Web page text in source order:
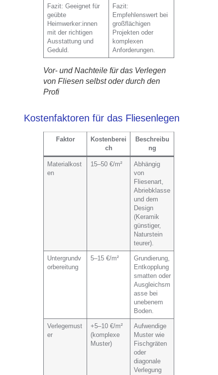
Fazit: Geeignet für
geübte
Heimwerker:innen
mit der richtigen
Ausstattung und
Geduld.
Fazit:
Empfehlenswert bei
großflächigen
Projekten oder
komplexen
Anforderungen.
Vor- und Nachteile für das Verlegen
von Fliesen selbst oder durch den
Profi
Kostenfaktoren für das Fliesenlegen
Faktor
Kostenberei
ch
Beschreibu
ng
Materialkost
en
15–50 €/m²
Abhängig
von
Fliesenart,
Abriebklasse
und dem
Design
(Keramik
günstiger,
Naturstein
teurer).
Untergrundv
orbereitung
5–15 €/m²
Grundierung,
Entkopplung
smatten oder
Ausgleichsm
asse bei
unebenem
Boden.
Verlegemust
er
+5–10 €/m²
(komplexe
Muster)
Aufwendige
Muster wie
Fischgräten
oder
diagonale
Verlegung